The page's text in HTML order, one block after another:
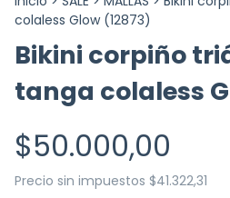
colaless Glow (12873)
Bikini corpiño
tanga colaless
$50.000,00
Precio sin impuestos $41.322,31